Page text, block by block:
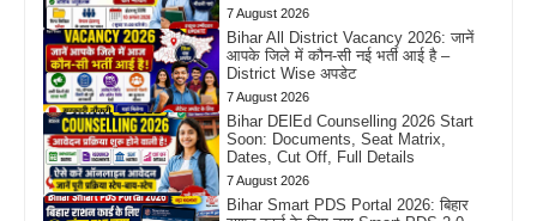
7 August 2026
Bihar All District Vacancy 2026: जानें
आपके जिले में कौन-सी नई भर्ती आई है –
District Wise अपडेट
7 August 2026
Bihar DElEd Counselling 2026 Start
Soon: Documents, Seat Matrix,
Dates, Cut Off, Full Details
7 August 2026
Bihar Smart PDS Portal 2026: बिहार